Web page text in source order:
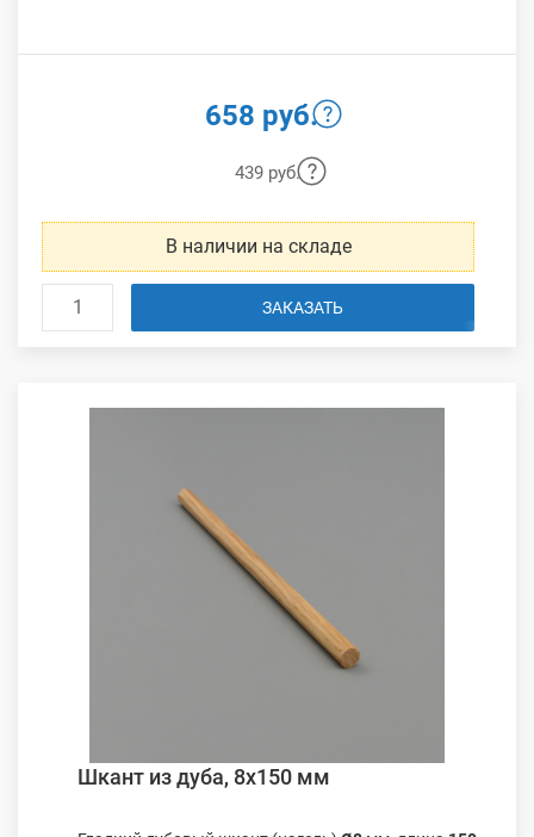
658 руб.
439 руб.
В наличии на складе
ЗАКАЗАТЬ
Шкант из дуба, 8х150 мм